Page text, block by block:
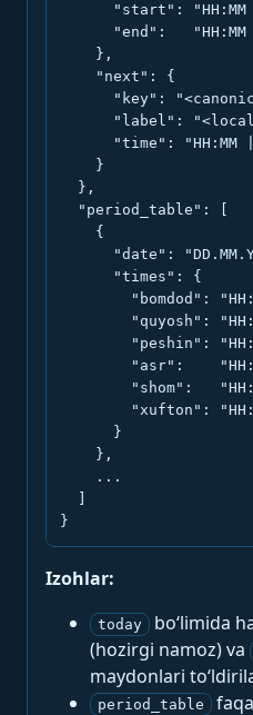
"start": "HH:MM
"end":   "HH:MM
    },
    "next": {
"key":
"label":
"time": "HH:MM
    }
  },
  "period_table": [
    {
"date":
      "times": {
"bomdod":
"quyosh":
"peshin":
"asr":
"shom":
"xufton":
      }
    },
    ...
}
Izohlar:
today bo‘limida
(hozirgi namoz) va
maydonlari
period_table